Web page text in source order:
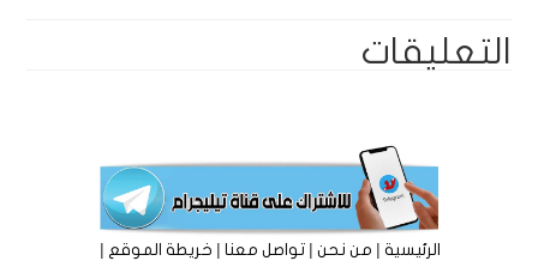
التعليقات
الرئيسية|من نحن|تواصل معنا|خريطة الموقع |